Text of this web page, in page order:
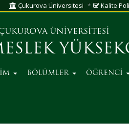
Çukurova Üniversitesi Kalite
ÜNİVERSİTESİ
BÖLÜMLER ÖĞRENCİ